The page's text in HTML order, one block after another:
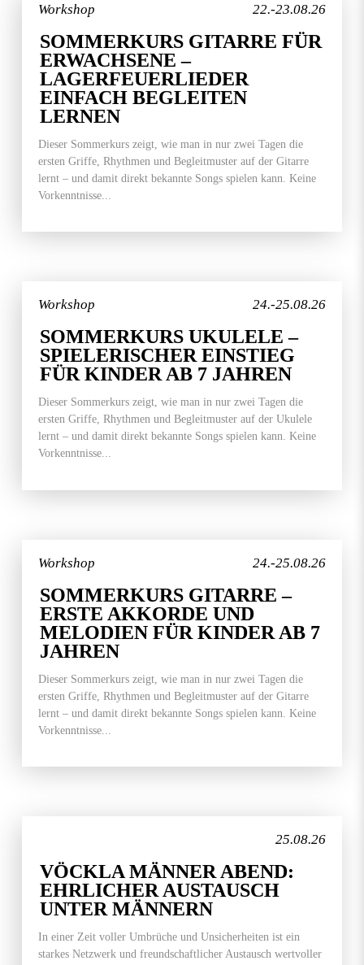
22.-23.08.26
Workshop
SOMMERKURS GITARRE FÜR
ERWACHSENE –
LAGERFEUERLIEDER
EINFACH BEGLEITEN
LERNEN
Dieser Sommerkurs zeigt, wie man in nur zwei Tagen die
ersten Griffe, Rhythmen und Begleitmuster auf der Gitarre
lernt – und damit direkt bekannte Songs spielen kann. Keine
Vorkenntnisse...
24.-25.08.26
Workshop
SOMMERKURS UKULELE –
SPIELERISCHER EINSTIEG
FÜR KINDER AB 7 JAHREN
Dieser Sommerkurs zeigt, wie man in nur zwei Tagen die
ersten Griffe, Rhythmen und Begleitmuster auf der Ukulele
lernt – und damit direkt bekannte Songs spielen kann. Keine
Vorkenntnisse...
24.-25.08.26
Workshop
SOMMERKURS GITARRE –
ERSTE AKKORDE UND
MELODIEN FÜR KINDER AB 7
JAHREN
Dieser Sommerkurs zeigt, wie man in nur zwei Tagen die
ersten Griffe, Rhythmen und Begleitmuster auf der Gitarre
lernt – und damit direkt bekannte Songs spielen kann. Keine
Vorkenntnisse...
25.08.26
VÖCKLA MÄNNER ABEND:
EHRLICHER AUSTAUSCH
UNTER MÄNNERN
In einer Zeit voller Umbrüche und Unsicherheiten ist ein
starkes Netzwerk und freundschaftlicher Austausch wertvoller